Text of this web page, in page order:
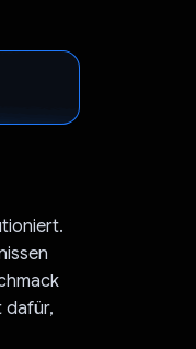
dafür,